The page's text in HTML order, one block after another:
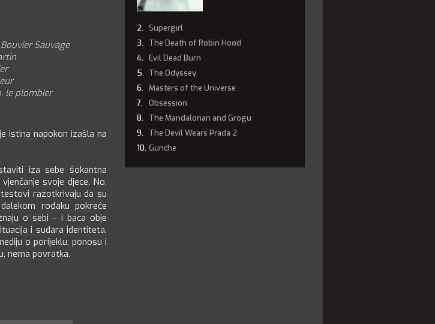
Sauvage
le plombier
istina napokon izašla na
iza sebe šokantna
svoje djece. No,
razotkrivaju da su
rođaku pokreće
o sebi – i baca obje
i sudara identiteta.
o porijeklu, ponosu i
nema povratka.
Supergirl
The Death of Robin Hood
Evil Dead Burn
The Odyssey
Masters of the Universe
Obsession
The Mandalorian and Grogu
The Devil Wears Prada 2
Gunche